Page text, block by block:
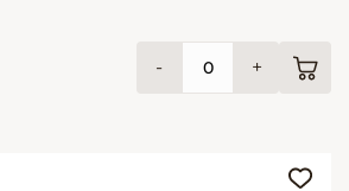
- +